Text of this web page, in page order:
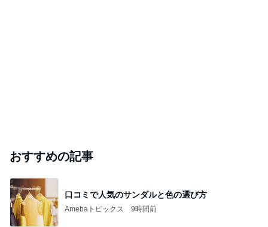
おすすめの記事
口コミで人気のサンダルと色の選び方
Amebaトピックス 9時間前